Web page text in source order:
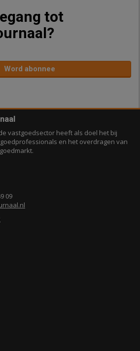
tot
Word abonnee
vastgoedsector heeft als doel het bij
en het overdragen van
09